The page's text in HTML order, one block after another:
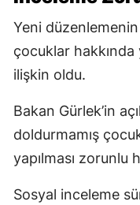
Yeni
çocuklar hakkında
ilişkin oldu.
Bakan Gürlek’in
doldurmamış
yapılması zorunlu
Sosyal inceleme